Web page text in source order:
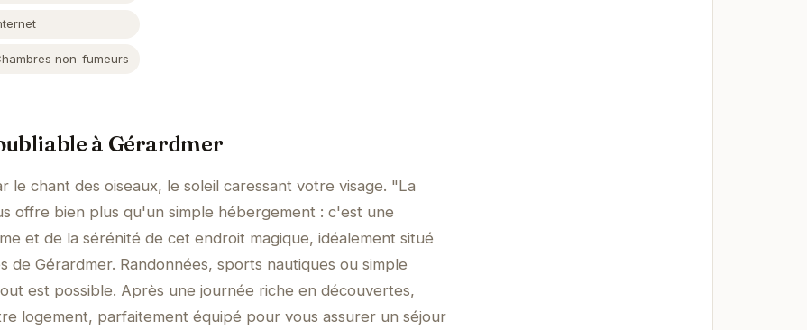
non-fumeurs
à Gérardmer
le chant des oiseaux, le soleil caressant votre visage. "La
offre bien plus qu'un simple hébergement : c'est une
et de la sérénité de cet endroit magique, idéalement situé
de Gérardmer. Randonnées, sports nautiques ou simple
est possible. Après une journée riche en découvertes,
logement, parfaitement équipé pour vous assurer un séjour